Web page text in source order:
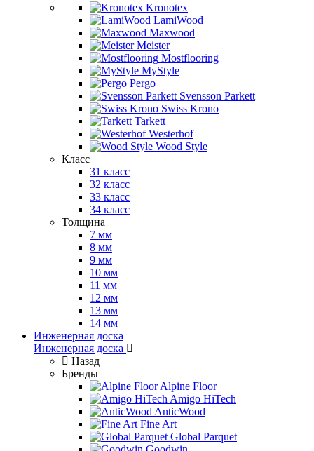
Kronotex
LamiWood
Maxwood
Meister
Mostflooring
MyStyle
Pergo
Svensson Parkett
Swiss Krono
Tarkett
Westerhof
Wood Style
Класс
31 класс
32 класс
33 класс
34 класс
Толщина
7 мм
8 мм
9 мм
10 мм
11 мм
12 мм
13 мм
14 мм
Инженерная доска
Инженерная доска
Назад
Бренды
Alpine Floor
Amigo HiTech
AnticWood
Fine Art
Global Parquet